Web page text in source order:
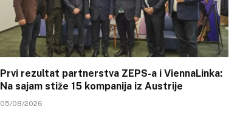
Prvi rezultat partnerstva ZEPS-a i ViennaLinka:
Na sajam stiže 15 kompanija iz Austrije
05/08/2026